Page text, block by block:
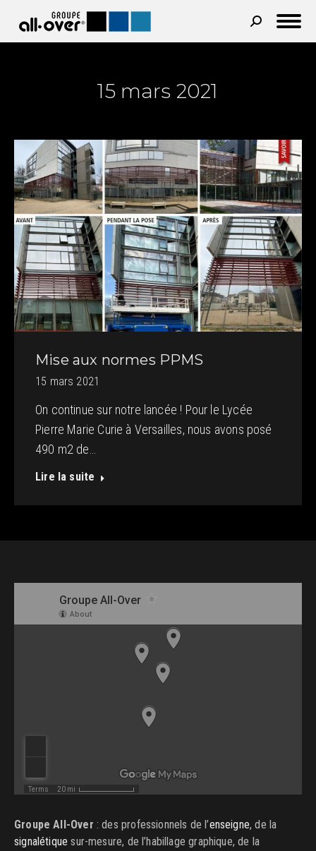
Recherche
:
15 mars 2021
Mise aux normes PPMS
15 mars 2021
On continue sur notre lancée ! Pour le Lycée
Pierre Marie Curie à Versailles, nous avons posé
490 m2 de…
Lire la suite
Groupe All-Over : des professionnels de l’enseigne, de la
signalétique sur-mesure, de l’habillage graphique, de la